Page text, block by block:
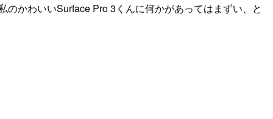
かわいいSurface Pro 3くんに何かがあってはまずい、と